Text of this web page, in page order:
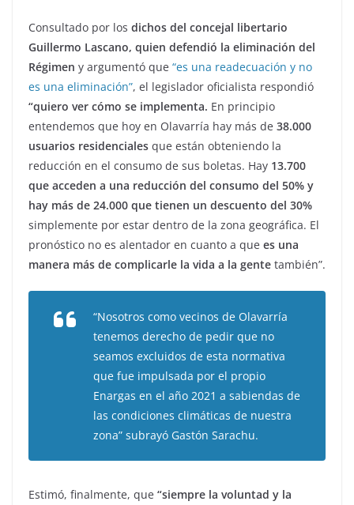
Consultado por los dichos del concejal libertario
Guillermo Lascano, quien defendió la eliminación del
Régimen y argumentó que “es una readecuación y no
es una eliminación”, el legislador oficialista respondió
“quiero ver cómo se implementa. En principio
entendemos que hoy en Olavarría hay más de 38.000
usuarios residenciales que están obteniendo la
reducción en el consumo de sus boletas. Hay 13.700
que acceden a una reducción del consumo del 50% y
hay más de 24.000 que tienen un descuento del 30%
simplemente por estar dentro de la zona geográfica. El
pronóstico no es alentador en cuanto a que es una
manera más de complicarle la vida a la gente también”.
“Nosotros como vecinos de Olavarría
tenemos derecho de pedir que no
seamos excluidos de esta normativa
que fue impulsada por el propio
Enargas en el año 2021 a sabiendas de
las condiciones climáticas de nuestra
zona” subrayó Gastón Sarachu.
Estimó, finalmente, que “siempre la voluntad y la